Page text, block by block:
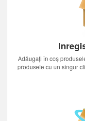
Adăugați în coș
produsele cu un singur